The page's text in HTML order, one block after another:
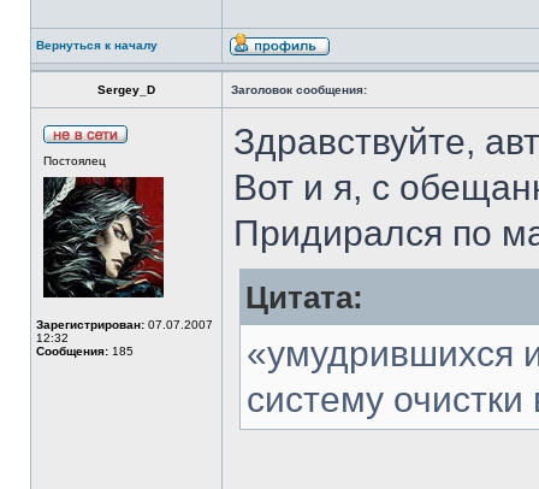
Вернуться к началу
Sergey_D Заголовок сообщения:
Постоялец
Зарегистрирован: 07.07.2007
12:32
Сообщения: 185
Здравствуйте,
Вот и я, с
Придирался по
Цитата:
«умудрившихся
систему очистки